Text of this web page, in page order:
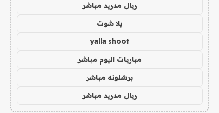
ريال مدريد مباشر
يلا شوت
yalla shoot
مباريات اليوم مباشر
برشلونة مباشر
ريال مدريد مباشر